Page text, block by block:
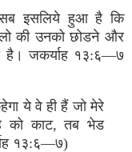
सब इसलिये हुआ है कि
की उनको छोडने और
है। जकर्याह १३:६—७
ये वे ही हैं जो मेरे
को काट, तब भेड
१३:६—७)